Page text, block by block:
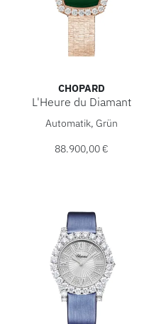
CHOPARD
L'Heure du Diamant
Chopard L'Heure du
Automatik, Grün
88.900,00 €